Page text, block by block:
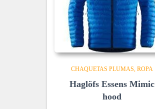
CHAQUETAS PLUMAS ROPA
Haglöfs Essens Mimic
hood